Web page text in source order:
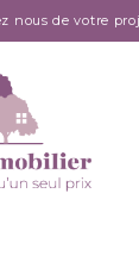
nous de votre